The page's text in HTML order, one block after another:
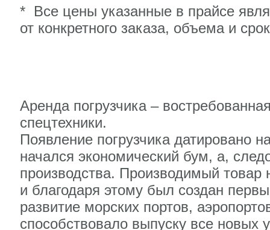
* Все цены указанные в прайсе
от конкретного заказа, объема и
Аренда погрузчика –
спецтехники.
Появление погрузчика датировано
начался экономический бум, а,
производства. Производимый
и благодаря этому был создан
развитие морских портов,
способствовало выпуску все новых